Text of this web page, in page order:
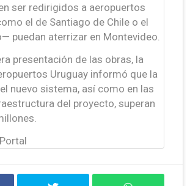
ser redirigidos a aeropuertos
el de Santiago de Chile o el
puedan aterrizar en Montevideo.
presentación de las obras, la
Uruguay informó que la
nuevo sistema, así como en las
del proyecto, superan